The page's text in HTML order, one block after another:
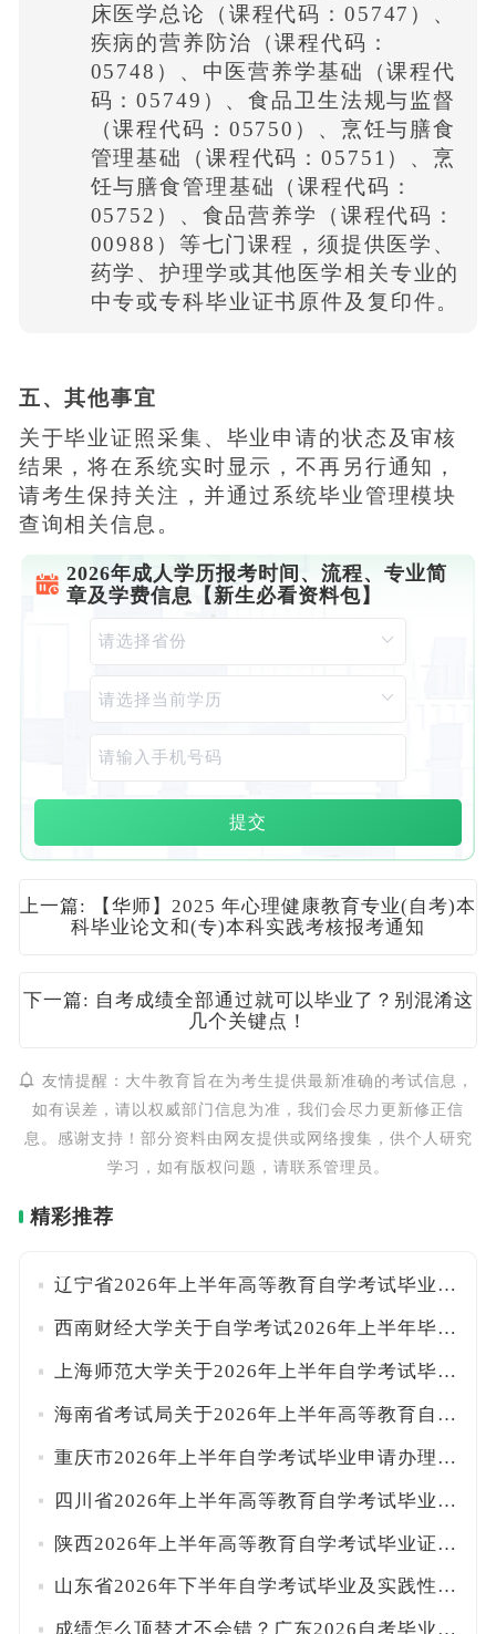
床医学总论（课程代码：05747）、
疾病的营养防治（课程代码：
05748）、中医营养学基础（课程代
码：05749）、食品卫生法规与监督
（课程代码：05750）、烹饪与膳食
管理基础（课程代码：05751）、烹
饪与膳食管理基础（课程代码：
05752）、食品营养学（课程代码：
00988）等七门课程，须提供医学、
药学、护理学或其他医学相关专业的
中专或专科毕业证书原件及复印件。
五、其他事宜
关于毕业证照采集、毕业申请的状态及审核
结果，将在系统实时显示，不再另行通知，
请考生保持关注，并通过系统毕业管理模块
查询相关信息。
2026年成人学历报考时间、流程、专业简
章及学费信息【新生必看资料包】
提交
上一篇: 【华师】2025 年心理健康教育专业(自考)本
科毕业论文和(专)本科实践考核报考通知
下一篇: 自考成绩全部通过就可以毕业了？别混淆这
几个关键点！
友情提醒：大牛教育旨在为考生提供最新准确的考试信息，
如有误差，请以权威部门信息为准，我们会尽力更新修正信
息。感谢支持！部分资料由网友提供或网络搜集，供个人研究
学习，如有版权问题，请联系管理员。
精彩推荐
辽宁省2026年上半年高等教育自学考试毕业申请须知
西南财经大学关于自学考试2026年上半年毕业申请及材料审查工作的通知
上海师范大学关于2026年上半年自学考试毕业申请的通知
海南省考试局关于2026年上半年高等教育自学考试毕业申报事项的公告
重庆市2026年上半年自学考试毕业申请办理有关事宜的公告
四川省2026年上半年高等教育自学考试毕业申请的通告
陕西2026年上半年高等教育自学考试毕业证书申办须知
山东省2026年下半年自学考试毕业及实践性环节考核报名工作的通知
成绩怎么顶替才不会错？广东2026自考毕业预测操作手册（附详细步骤）